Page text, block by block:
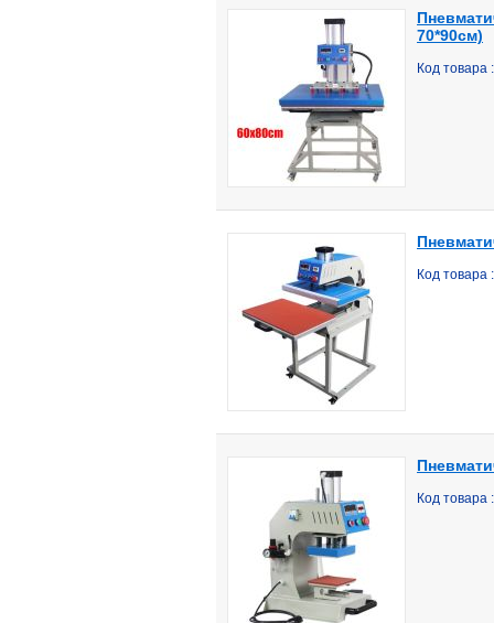
70*90см)
Код товара
Код товара
Код товара